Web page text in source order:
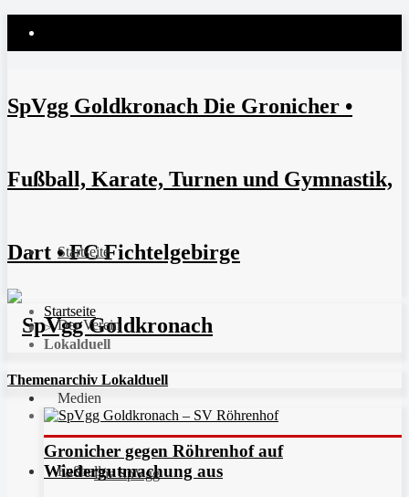
SpVgg Goldkronach Die Gronicher •
Fußball, Karate, Turnen und Gymnastik,
Dart • FC Fichtelgebirge
Startseite
Der Verein
Die SpVgg
Medien
Fußball
Startseite
>
Lokalduell
Themenarchiv Lokalduell
Gronicher gegen Röhrenhof auf
Wiedergutmachung aus